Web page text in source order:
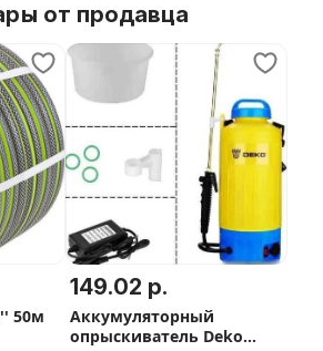
от продавца
50м
149.02 р.
Аккумуляторный
опрыскиватель Deko